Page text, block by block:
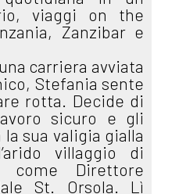
viaggi on the
Zanzibar e
carriera avviata
Stefania sente
rotta. Decide di
sicuro e gli
sua valigia gialla
villaggio di
Direttore
St. Orsola. Lì